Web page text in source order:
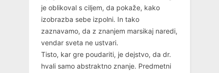
je oblikoval s ciljem, da pokaže, kako
izobrazba sebe izpolni. In tako
zaznavamo, da z znanjem marsikaj naredi,
vendar sveta ne ustvari.
Tisto, kar gre poudariti, je dejstvo, da dr.
hvali samo abstraktno znanje. Predmetni